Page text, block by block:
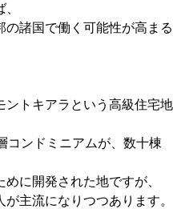
諸国で働く可能性が高まる
ントキアラという高級住宅地
コンドミニアムが、数十棟
に開発された地ですが、
主流になりつつあります。